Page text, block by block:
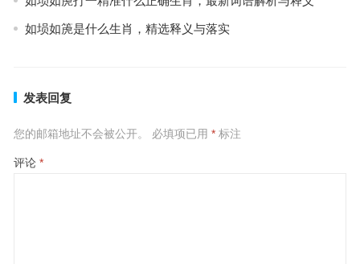
如埙如箎是什么生肖，精选释义与落实
发表回复
您的邮箱地址不会被公开。 必填项已用 *标注
评论 *